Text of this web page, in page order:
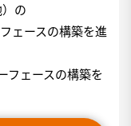
の
ェースの構築を進
フェースの構築を